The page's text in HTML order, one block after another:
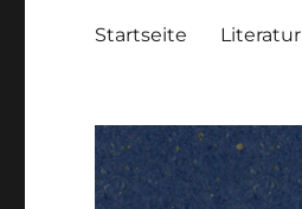
Startseite Literatur